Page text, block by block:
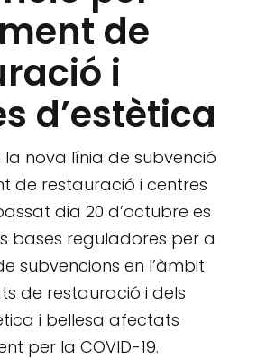
de
i
d’estètica
la nova línia de subvenció
de restauració i centres
dia 20 d’octubre es
bases reguladores per a
subvencions en l’àmbit
de restauració i dels
i bellesa afectats
per la COVID-19.